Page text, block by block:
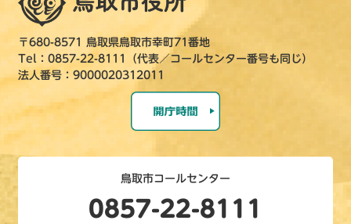
〒680-8571 鳥取県鳥取市幸町71番地
Tel：0857-22-8111（代表／コールセンター番号も同じ）
法人番号：9000020312011
鳥取市コールセンター
0857-22-8111